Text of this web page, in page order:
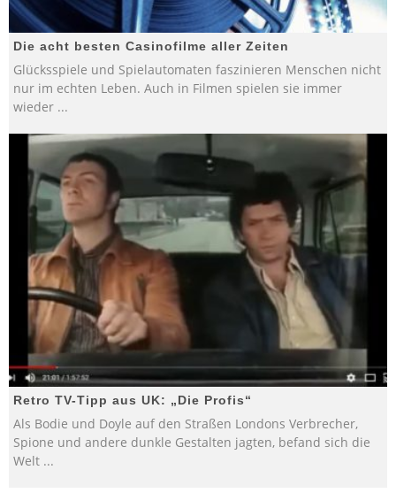
Die acht besten Casinofilme aller Zeiten
Glücksspiele und Spielautomaten faszinieren Menschen nicht
nur im echten Leben. Auch in Filmen spielen sie immer
wieder ...
Retro TV-Tipp aus UK: „Die Profis“
Als Bodie und Doyle auf den Straßen Londons Verbrecher,
Spione und andere dunkle Gestalten jagten, befand sich die
Welt ...